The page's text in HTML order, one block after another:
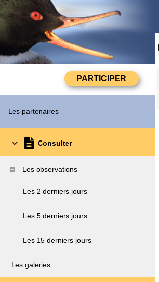
Les partenaires
Consulter
Les observations
Les 2 derniers jours
Les 5 derniers jours
Les 15 derniers jours
Les galeries